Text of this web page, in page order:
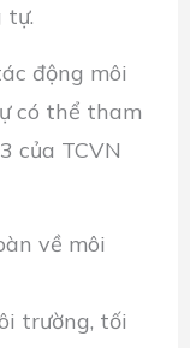
tự.
động môi
có thể tham
của TCVN
về môi
trường, tối